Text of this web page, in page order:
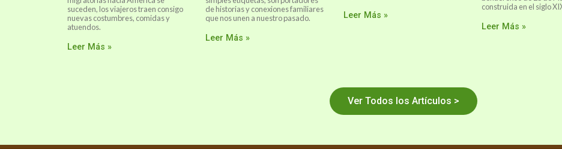
suceden, los viajeros traen consigo
nuevas costumbres, comidas y
atuendos.
Leer Más »
de historias y conexiones familiares
que nos unen a nuestro pasado.
Leer Más »
Leer Más »
construida en el siglo
Leer Más »
Ver Todos los Artículos >